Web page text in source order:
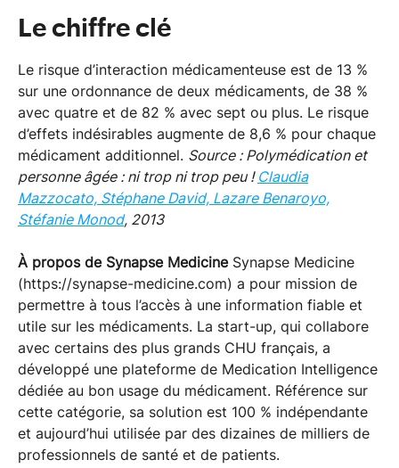
Le chiffre clé
Le risque d’interaction médicamenteuse est de 13 %
sur une ordonnance de deux médicaments, de 38 %
avec quatre et de 82 % avec sept ou plus. Le risque
d’effets indésirables augmente de 8,6 % pour chaque
médicament additionnel. Source : Polymédication et
personne âgée : ni trop ni trop peu ! Claudia
Mazzocato, Stéphane David, Lazare Benaroyo,
Stéfanie Monod, 2013
À propos de Synapse MedicineSynapse Medicine
(https://synapse-medicine.com) a pour mission de
permettre à tous l’accès à une information fiable et
utile sur les médicaments. La start-up, qui collabore
avec certains des plus grands CHU français, a
développé une plateforme de Medication Intelligence
dédiée au bon usage du médicament. Référence sur
cette catégorie, sa solution est 100 % indépendante
et aujourd’hui utilisée par des dizaines de milliers de
professionnels de santé et de patients.